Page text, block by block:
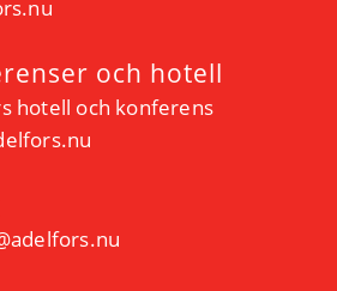
och hotell
hotell och konferens